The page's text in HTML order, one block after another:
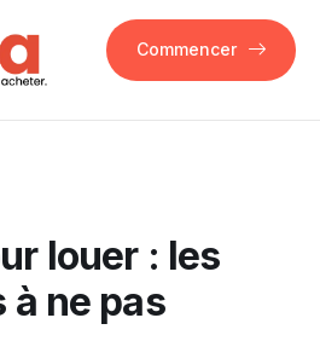
Commencer
louer : les
ne pas